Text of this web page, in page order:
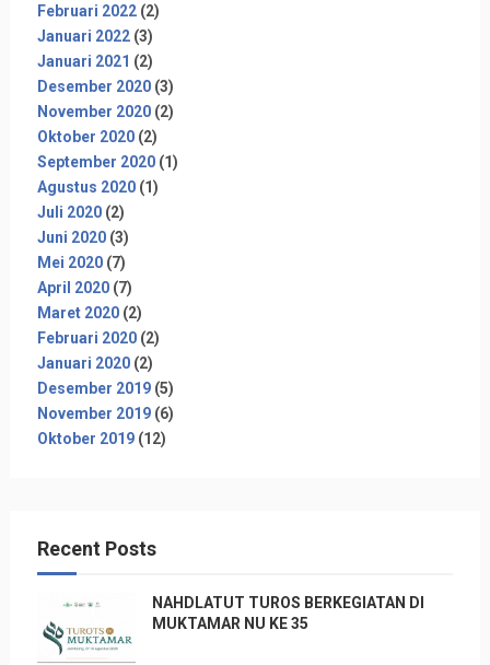
Februari 2022(2)
Januari 2022(3)
Januari 2021 (2)
Desember 2020(3)
November 2020(2)
Oktober 2020(2)
September 2020(1)
Agustus 2020(1)
Juli 2020(2)
Juni 2020(3)
Mei 2020(7)
April 2020(7)
Maret 2020(2)
Februari 2020(2)
Januari 2020(2)
Desember 2019(5)
November 2019(6)
Oktober 2019(12)
Recent Posts
NAHDLATUT TUROS BERKEGIATAN DI
MUKTAMAR NU KE 35